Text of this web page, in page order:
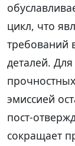
цикл, что
требований
деталей.
эмиссией
пост-
сокращает